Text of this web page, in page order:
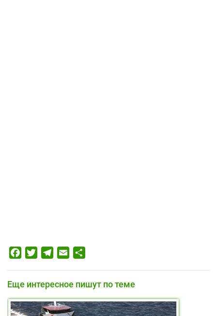
FacebookTwitterTelegram
Email
Еще интересное пишут по теме